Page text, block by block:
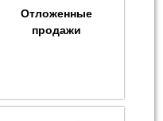
Отложенные
продажи